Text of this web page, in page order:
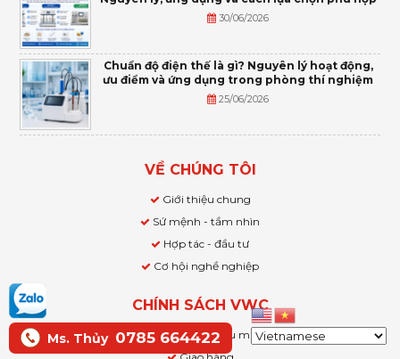
30/06/2026
Chuẩn độ điện thế là gì? Nguyên lý hoạt động,
ưu điểm và ứng dụng trong phòng thí nghiệm
25/06/2026
VỀ CHÚNG TÔI
Giới thiệu chung
Sứ mệnh - tầm nhìn
Hợp tác - đầu tư
Cơ hội nghề nghiệp
CHÍNH SÁCH VWC
Bảo hành - hậu mãi
Ms. Thủy 0785 664422